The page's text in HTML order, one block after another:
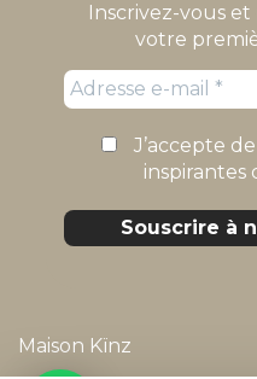
Inscrivez-vous
votre
J’accepte
inspirantes
Maison Kïnz